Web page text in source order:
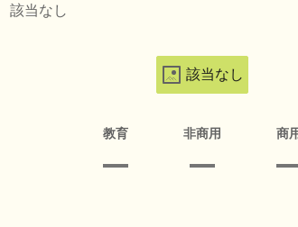
該当なし
該当なし
教育 非商用 商